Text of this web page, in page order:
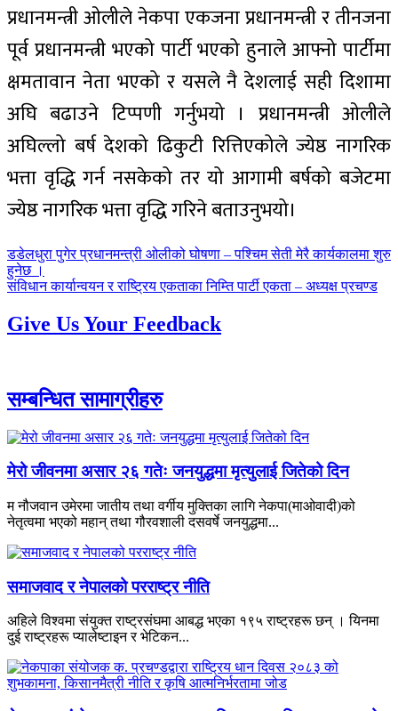
प्रधानमन्त्री ओलीले नेकपा एकजना प्रधानमन्त्री र तीनजना
पूर्व प्रधानमन्त्री भएको पार्टी भएको हुनाले आफ्नो पार्टीमा
क्षमतावान नेता भएको र यसले नै देशलाई सही दिशामा
अघि बढाउने टिप्पणी गर्नुभयो । प्रधानमन्त्री ओलीले
अघिल्लो बर्ष देशको ढिकुटी रित्तिएकोले ज्येष्ठ नागरिक
भत्ता वृद्धि गर्न नसकेको तर यो आगामी बर्षको बजेटमा
ज्येष्ठ नागरिक भत्ता वृद्धि गरिने बताउनुभयो।
पछिल्लाे
-
डडेलधुरा पुगेर प्रधानमन्त्री ओलीको घोषणा – पश्चिम सेती मेरै कार्यकालमा शुरु
हुनेछ ।
अघिल्लाे
संविधान कार्यान्वयन र राष्ट्रिय एकताका निम्ति पार्टी एकता – अध्यक्ष प्रचण्ड
Give Us Your Feedback
सम्बन्धित सामाग्रीहरु
मेरो जीवनमा असार २६ गतेः जनयुद्धमा मृत्युलाई जितेको दिन
म नौजवान उमेरमा जातीय तथा वर्गीय मुक्तिका लागि नेकपा(माओवादी)को
नेतृत्वमा भएको महान् तथा गौरवशाली दसवर्षे जनयुद्धमा...
समाजवाद र नेपालको परराष्ट्र नीति
अहिले विश्वमा संयुक्त राष्ट्रसंघमा आबद्ध भएका १९५ राष्ट्रहरू छन् । यिनमा
दुई राष्ट्रहरू प्यालेष्टाइन र भेटिकन...